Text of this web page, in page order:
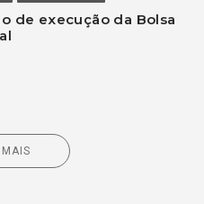
de execução da Bolsa